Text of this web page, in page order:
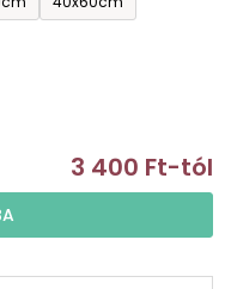
3 400 Ft-tól